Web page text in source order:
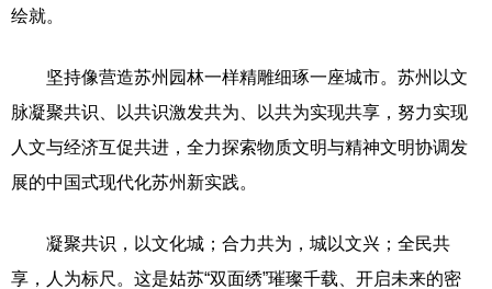
绘就。
坚持像营造苏州园林一样精雕细琢一座城市。苏州以文
脉凝聚共识、以共识激发共为、以共为实现共享，努力实现
人文与经济互促共进，全力探索物质文明与精神文明协调发
展的中国式现代化苏州新实践。
凝聚共识，以文化城；合力共为，城以文兴；全民共
享，人为标尺。这是姑苏“双面绣”璀璨千载、开启未来的密